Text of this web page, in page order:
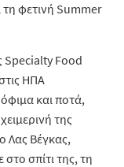
τη φετινή Summer
Specialty Food
ΗΠΑ
και ποτά,
της
Λας Βέγκας,
σπίτι της, τη